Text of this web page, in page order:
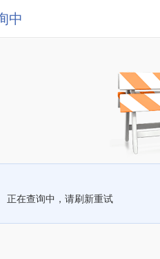
中
正在查询中，请刷新重试